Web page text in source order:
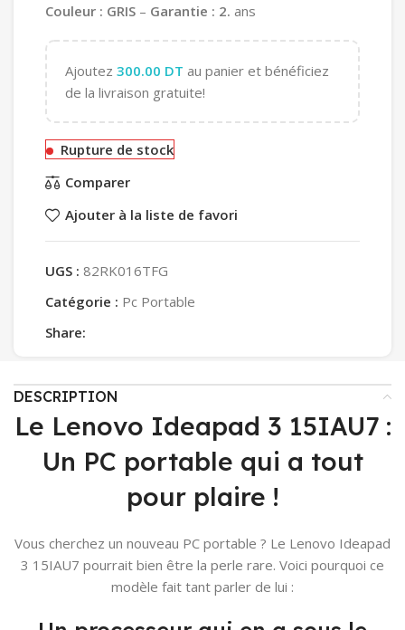
Couleur : GRIS – Garantie : 2. ans
Ajoutez 300.00 DT au panier et bénéficiez
de la livraison gratuite!
Rupture de stock
Comparer
Ajouter à la liste de favori
UGS : 82RK016TFG
Catégorie : Pc Portable
Share:
DESCRIPTION
Le Lenovo Ideapad 3 15IAU7 :
Un PC portable qui a tout
pour plaire !
Vous cherchez un nouveau PC portable ? Le Lenovo Ideapad
3 15IAU7 pourrait bien être la perle rare. Voici pourquoi ce
modèle fait tant parler de lui :